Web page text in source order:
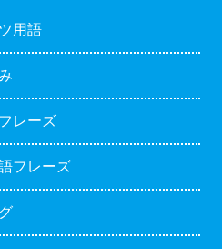
用語
レーズ
フレーズ